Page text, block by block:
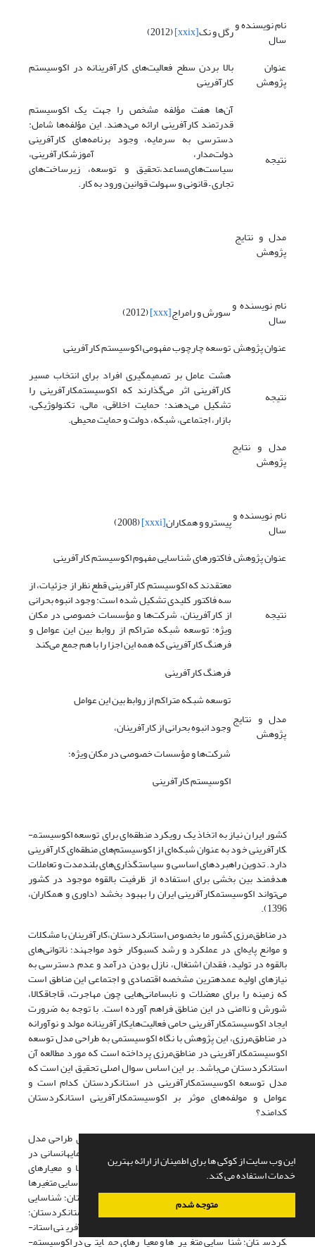
این وب سایت از کوکی ها برای اطمینان از ارائه بهترین
خدمات استفاده می کند.
متوجه شدم
نام نویسنده و
سال رگل و نک[xxix]
(2012)
عنوان
پژوهش
بالا بردن سطح فعالیت‌های کارآفرینانه در اکوسیستم
کارآفرینی
نتیجه
آن‌ها هفت مؤلفه مشخص را جهت یک اکوسیستم
قدرتمند کارآفرینی ارائه می‌دهند. این مؤلفه‌ها شامل:
دسترسی به سرمایه، وجود برنامه‌های کارآفرینی
دولت‌مدار، آموزش­کارآفرینی،
سیاست‌های‌مساعد،تحقیق و توسعه، زیرساخت‌های
تجاری – قانونی و سهولت قوانین ورود به کار.
مدل و نتایج
پژوهش
نام نویسنده و
سال سورش و رامراج[xxx]
(2012)
عنوان پژوهشتوسعه چارچوب مفهومی اکوسیستم کارآفرینی
نتیجه
هشت عامل بر تصمیم­گیری افراد برای انتخاب مسیر
کارآفرینی اثر می‌گذارند که اکوسیستم­کارآفرینی را
تشکیل می‌دهند: حمایت اخلاقی، مالی، تکنولوژیکی،
بازار، اجتماعی، شبکه، دولت و حمایت محیطی.
مدل و نتایج
پژوهش
نام نویسنده و
سال پیسترو و همکاران[xxxi]
(2008)
عنوان پژوهشفاکتورهای شناسایی مفهوم اکوسیستم کارآفرینی
نتیجه
معتقدند که اکوسیستم کارآفرینی قطع نظر از جزئیات، از
سه فاکتور کلیدی تشکیل شده است: وجود انبوه بحرانی
از کارآفرینان، شرکت‌ها و مؤسسات خصوصی در مکان
ویژه؛ توسعه شبکه متراکم از روابط بین این عوامل و
فرهنگ کارآفرینی که همه این اجزا را با هم جمع می‌کند
مدل و نتایج
پژوهش
فرهنگ کارآفرینی
توسعه شبکه متراکم از روابط بین این عوامل
وجود انبوه بحرانی از کارآفرینان،
شرکت‌ها و مؤسسات خصوصی در مکان ویژه؛
اکوسیستم کارآفرینی
کشور ایران نیاز به اتخاذ یک رویکرد منطقه‌ای برای توسعه اکوسیستم­
کارآفرینی خود به عنوان شبکه‌ای از اکوسیستم‌های منطقه‌ای کارآفرینی
دارد. تدوین راهبردهای اساسی و سیاست­گذاری‌های بلندمدت و تعاملات
هدفمند بین بخشی برای استفاده از ظرفیت بالقوه موجود در کشور
می‌تواند اکوسیستم­کارآفرینی ایران را بهبود بخشد (داوری و همکاران،
1396).
در مناطق‌مرزی کشور ما بخصوص استان­کردستان،کارآفرینان با مشکلات
و موانع پایه‌ای در عملکرد و رشد کسب­و­کار خود مواجهند؛ ناتوانی‌های
بالقوه در تولید، فقدان اشتغال، نازل بودن درآمد و عدم دسترسی به
نیازهای اولیه عمده­ترین مشخصه اقتصادی و اجتماعی این مناطق است
که زمینه را برای معضلات و نابسامانی‌هایی چون مهاجرت، قاجاق­کالا،
شورش و ناامنی در این مناطق فراهم آورده است. با توجه به ضرورت
ایجاد اکوسیستم­کارآفرینی حامی فعالیت‌های­کارآفرینانه مولد و نوآورانه
در مناطق‌مرزی، این پژوهش با نگاه اکوسیستمی به طراحی مدل توسعه
اکوسیستم­کارآفرینی در مناطق‌مرزی پرداخته است که مورد مطالعه آن
استان­کردستان می‌باشد. بر این اساس سوال اصلی تحقیق این است که
مدل توسعه اکوسیستم­کارآفرینی در استان­کردستان کدام است و
عوامل و مولفه‌های موثر بر اکوسیستم­کارآفرینی استان­کردستان
کدامند؟
اهداف فرعی این تحقیق که در راستای سوال اصلی برای طراحی مدل
مطرح است عبارتند از شناسایی متغیرها و معیارهای سرمایه­انسانی در
اکوسیستم­کارآفرینی استان­کردستان؛ شناسایی متغیرها و معیارهای
سرمایه‌مالی در اکوسیستم­کارآفرینی استان­کردستان؛ شناسایی متغیرها
و معیارهای سیاسی در اکوسیستم­کارآفرینی استان­کردستان؛ شناسایی
متغیرها و معیارهای فرهنگی در اکوسیستم­کارآفرینی استان­کردستان؛
شناسایی متغیرها و معیارهای بازار در اکوسیستم­کارآفرینی استان­
کردستان؛ شناسایی متغیرها و معیارهای حمایتی در اکوسیستم­